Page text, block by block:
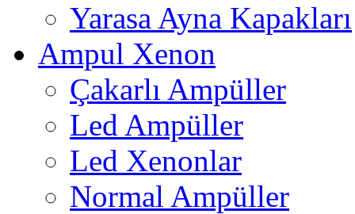
Yarasa Ayna Kapakları
Ampul Xenon
Çakarlı Ampüller
Led Ampüller
Led Xenonlar
Normal Ampüller